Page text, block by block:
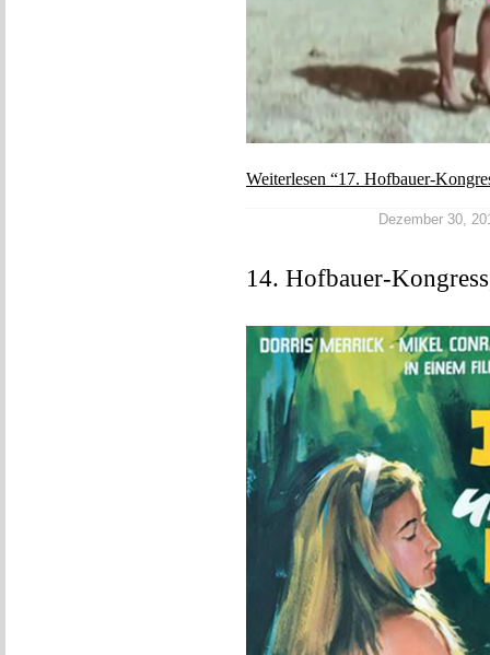
Weiterlesen “17. Hofbauer-
Dezember 30,
14. Hofbauer-